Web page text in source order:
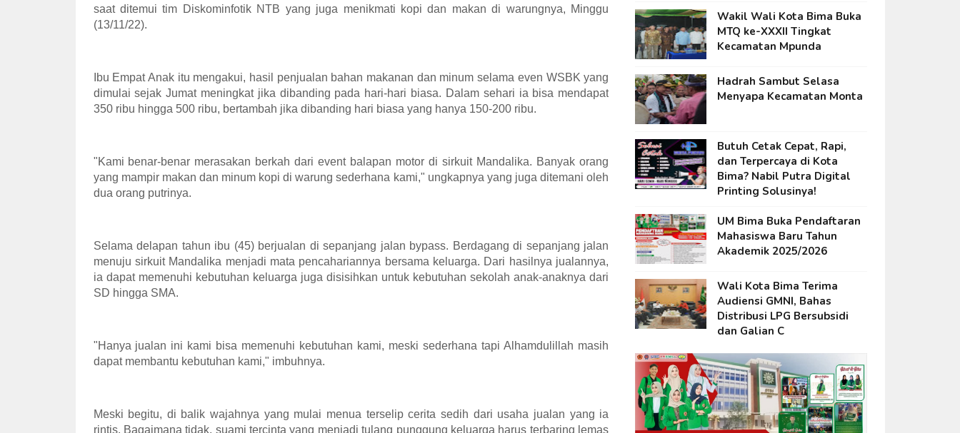
saat ditemui tim Diskominfotik NTB yang juga menikmati kopi dan makan di warungnya, Minggu
(13/11/22).
Ibu Empat Anak itu mengakui, hasil penjualan bahan makanan dan minum selama even WSBK yang
dimulai sejak Jumat meningkat jika dibanding pada hari-hari biasa. Dalam sehari ia bisa mendapat
350 ribu hingga 500 ribu, bertambah jika dibanding hari biasa yang hanya 150-200 ribu.
"Kami benar-benar merasakan berkah dari event balapan motor di sirkuit Mandalika. Banyak orang
yang mampir makan dan minum kopi di warung sederhana kami," ungkapnya yang juga ditemani oleh
dua orang putrinya.
Selama delapan tahun ibu (45) berjualan di sepanjang jalan bypass. Berdagang di sepanjang jalan
menuju sirkuit Mandalika menjadi mata pencahariannya bersama keluarga. Dari hasilnya jualannya,
ia dapat memenuhi kebutuhan keluarga juga disisihkan untuk kebutuhan sekolah anak-anaknya dari
SD hingga SMA.
"Hanya jualan ini kami bisa memenuhi kebutuhan kami, meski sederhana tapi Alhamdulillah masih
dapat membantu kebutuhan kami," imbuhnya.
Meski begitu, di balik wajahnya yang mulai menua terselip cerita sedih dari usaha jualan yang ia
rintis. Bagaimana tidak, suami tercinta yang menjadi tulang punggung keluarga harus terbaring lemas
Wakil Wali Kota Bima Buka
MTQ ke-XXXII Tingkat
Kecamatan Mpunda
Hadrah Sambut Selasa
Menyapa Kecamatan Monta
Butuh Cetak Cepat, Rapi,
dan Terpercaya di Kota
Bima? Nabil Putra Digital
Printing Solusinya!
UM Bima Buka Pendaftaran
Mahasiswa Baru Tahun
Akademik 2025/2026
Wali Kota Bima Terima
Audiensi GMNI, Bahas
Distribusi LPG Bersubsidi
dan Galian C